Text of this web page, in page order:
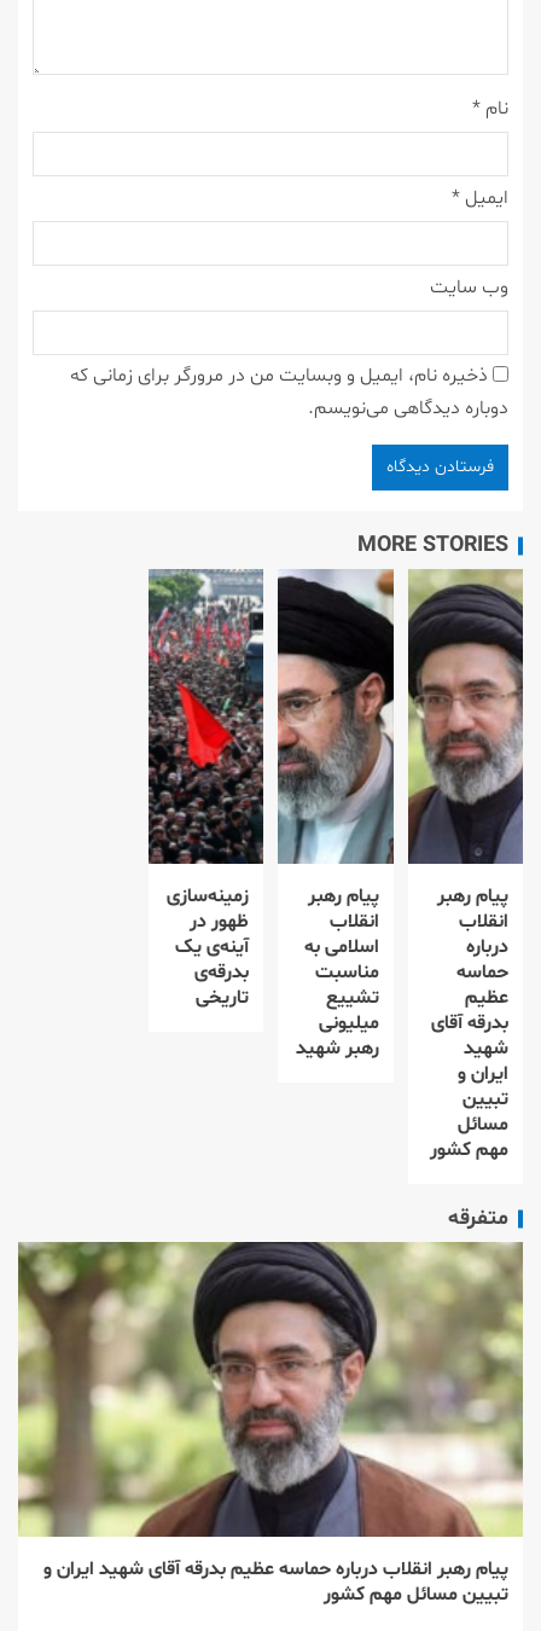
نام *
ایمیل *
وب‌ سایت
ذخیره نام، ایمیل و وبسایت من در مرورگر برای زمانی که
دوباره دیدگاهی می‌نویسم.
MORE STORIES
پیام رهبر
انقلاب
درباره
حماسه
عظیم
بدرقه آقای
شهید
ایران و
تبیین
مسائل
مهم کشور
پیام رهبر
انقلاب
اسلامی به
مناسبت
تشییع
میلیونی
رهبر شهید
زمینه‌سازی
ظهور در
آینه‌ی یک
بدرقه‌ی
تاریخی
متفرقه
پیام رهبر انقلاب درباره حماسه عظیم بدرقه آقای شهید ایران و
تبیین مسائل مهم کشور